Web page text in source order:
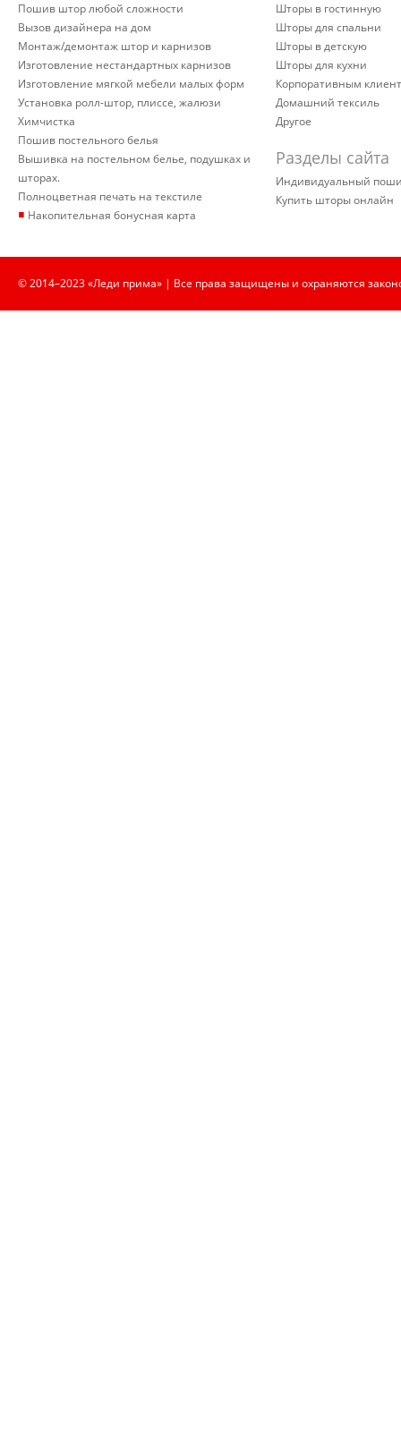
Пошив штор любой сложности
Вызов дизайнера на дом
Монтаж/демонтаж штор и карнизов
Изготовление нестандартных карнизов
Изготовление мягкой мебели малых форм
Установка ролл-штор, плиссе, жалюзи
Химчистка
Пошив постельного белья
Вышивка на постельном белье, подушках и
шторах.
Полноцветная печать на текстиле
▪ Накопительная бонусная карта
Шторы в гостинную
Шторы для спальни
Шторы в детскую
Шторы для кухни
Корпоративным
Домашний тексиль
Другое
Разделы сайта
Индивидуальный
Купить шторы онлайн
© 2014–2023 «Леди прима» | Все права защищены и охраняются